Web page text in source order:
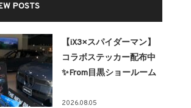
POSTS
【iX3×スパイダーマン】
コラボステッカー配布中
✨From目黒ショールーム
2026.08.05